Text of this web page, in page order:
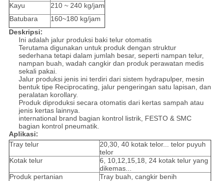
Kayu
210 ~ 240 kg/jam
Batubara
160~180 kg/jam
Deskripsi:
Ini adalah jalur produksi baki telur otomatis
Terutama digunakan untuk produk dengan struktur
sederhana tetapi dalam jumlah besar, seperti nampan telur,
nampan buah, wadah cangkir dan produk perawatan medis
sekali pakai.
Jalur produksi jenis ini terdiri dari sistem hydrapulper, mesin
bentuk tipe Reciprocating, jalur pengeringan satu lapisan, dan
peralatan korollary.
Produk diproduksi secara otomatis dari kertas sampah atau
jenis kertas lainnya.
international brand bagian kontrol listrik, FESTO & SMC
bagian kontrol pneumatik.
Aplikasi:
Tray telur
20,30, 40 kotak telor... telor puyuh
telor
Kotak telur
6, 10,12,15,18, 24 kotak telur yang
dikemas...
Produk pertanian
Tray buah, cangkir benih